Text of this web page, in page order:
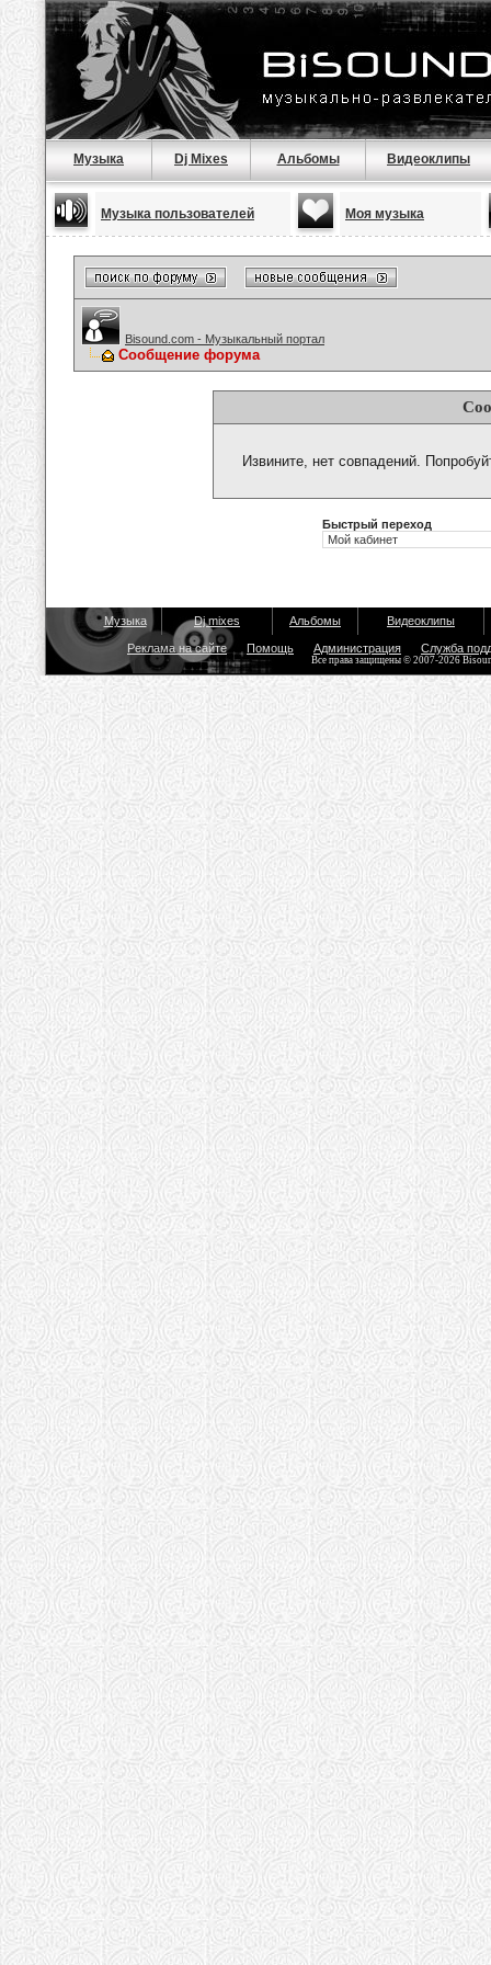
Музыка Dj Mixes Альбомы Видеоклипы
Музыка пользователей Моя музыка
Bisound.com - Музыкальный портал
Сообщение форума
Извините, нет совпадений.
Быстрый переход
Музыка Dj mixes Альбомы Видеоклипы
Реклама на сайте Помощь Администрация Служба
Все права защищены © 2007-2026